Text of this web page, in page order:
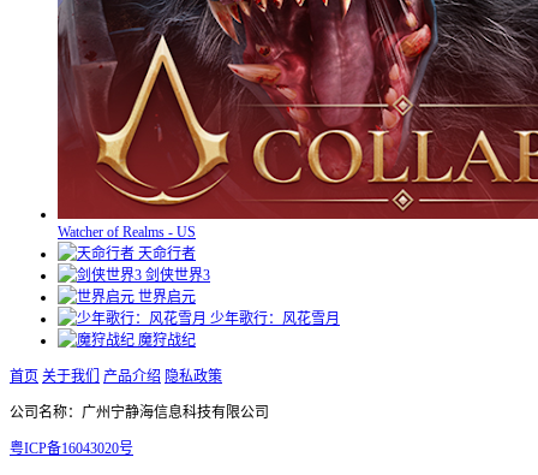
Watcher of Realms - US
天命行者
剑侠世界3
世界启元
少年歌行：风花雪月
魔狩战纪
首页 关于我们 产品介绍 隐私政策
公司名称：广州宁静海信息科技有限公司
粤ICP备16043020号